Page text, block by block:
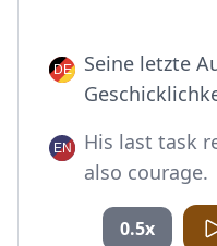
Seine letzte
His last task
also courage.
0.5x